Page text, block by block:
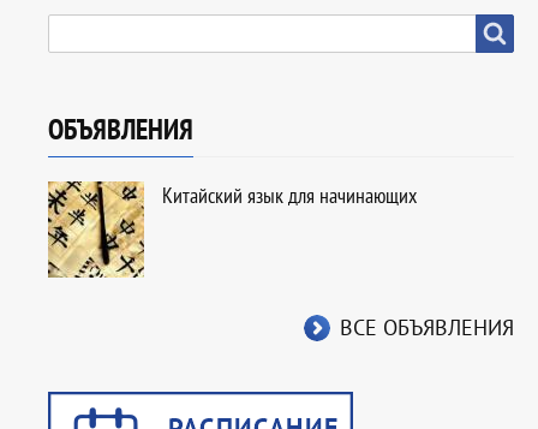
ОБЪЯВЛЕНИЯ
Китайский язык для начинающих
ВСЕ ОБЪЯВЛЕНИЯ